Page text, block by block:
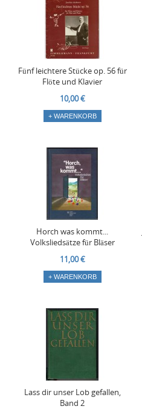
Fünf leichtere Stücke op. 56 für
Flöte und Klavier
10,00 €
+ WARENKORB
Horch was kommt...
Volksliedsätze für Bläser
11,00 €
+ WARENKORB
Lass dir unser Lob gefallen,
Band 2